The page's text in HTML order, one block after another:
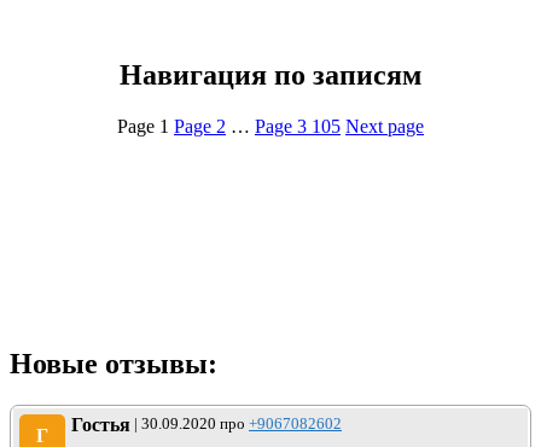
Навигация по записям
Page 1 Page 2 … Page 3 105 Next page
Новые отзывы:
Г
Гостья | 30.09.2020 про +9067082602